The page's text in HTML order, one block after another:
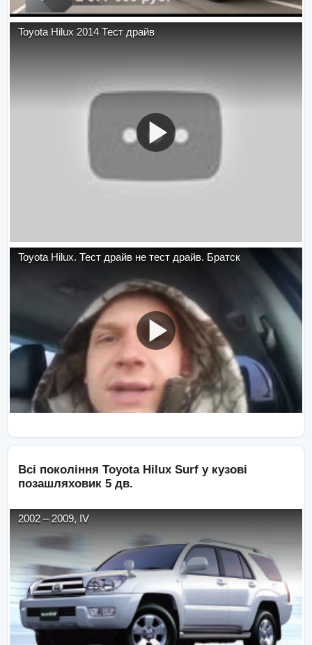
Toyota Hilux 2014 Тест драйв
Toyota Hilux. Тест драйв не тест драйв. Братск
Всі покоління Toyota Hilux Surf у кузові
позашляховик 5 дв.
2002 – 2009, IV